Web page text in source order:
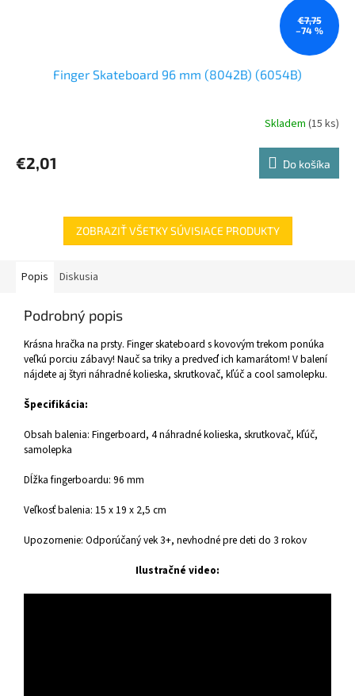
€7,75
–74 %
Finger Skateboard 96 mm (8042B) (6054B)
Skladem (15 ks)
€2,01 Do košíka
ZOBRAZIŤ VŠETKY SÚVISIACE PRODUKTY
Popis Diskusia
Podrobný popis
Krásna hračka na prsty. Finger skateboard s kovovým trekom ponúka
veľkú porciu zábavy! Nauč sa triky a predveď ich kamarátom! V balení
nájdete aj štyri náhradné kolieska, skrutkovač, kľúč a cool samolepku.
Špecifikácia:
Obsah balenia: Fingerboard, 4 náhradné kolieska, skrutkovač, kľúč,
samolepka
Dĺžka fingerboardu: 96 mm
Veľkosť balenia: 15 x 19 x 2,5 cm
Upozornenie: Odporúčaný vek 3+, nevhodné pre deti do 3 rokov
Ilustračné video: